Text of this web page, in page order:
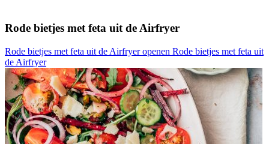
Rode bietjes met feta uit de Airfryer
Rode bietjes met feta uit de Airfryer openen Rode bietjes met feta uit
de Airfryer